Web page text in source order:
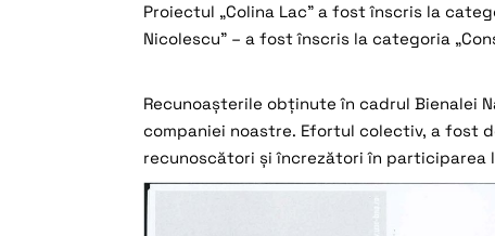
Proiectul „Colina Lac” a fost înscris la
Nicolescu” – a fost înscris la categoria
Recunoașterile obținute în cadrul Bienalei
companiei noastre. Efortul colectiv, a fost
recunoscători și încrezători în participarea